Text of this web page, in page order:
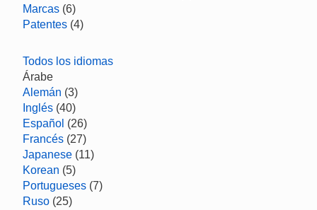
Marcas (6)
Patentes (4)
Todos los idiomas
Árabe
Alemán (3)
Inglés (40)
Español (26)
Francés (27)
Japanese (11)
Korean (5)
Portugueses (7)
Ruso (25)